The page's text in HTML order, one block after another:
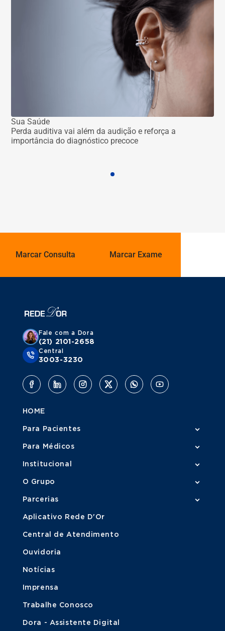
Sua Saúde
Perda auditiva vai além da audição e reforça a
importância do diagnóstico precoce
Marcar Consulta Marcar Exame
Fale com a Dora
(21) 2101-2658
Central
3003-3230
HOME
Para Pacientes
Para Médicos
Institucional
O Grupo
Parcerias
Aplicativo Rede D'Or
Central de Atendimento
Ouvidoria
Notícias
Imprensa
Trabalhe Conosco
Dora - Assistente Digital